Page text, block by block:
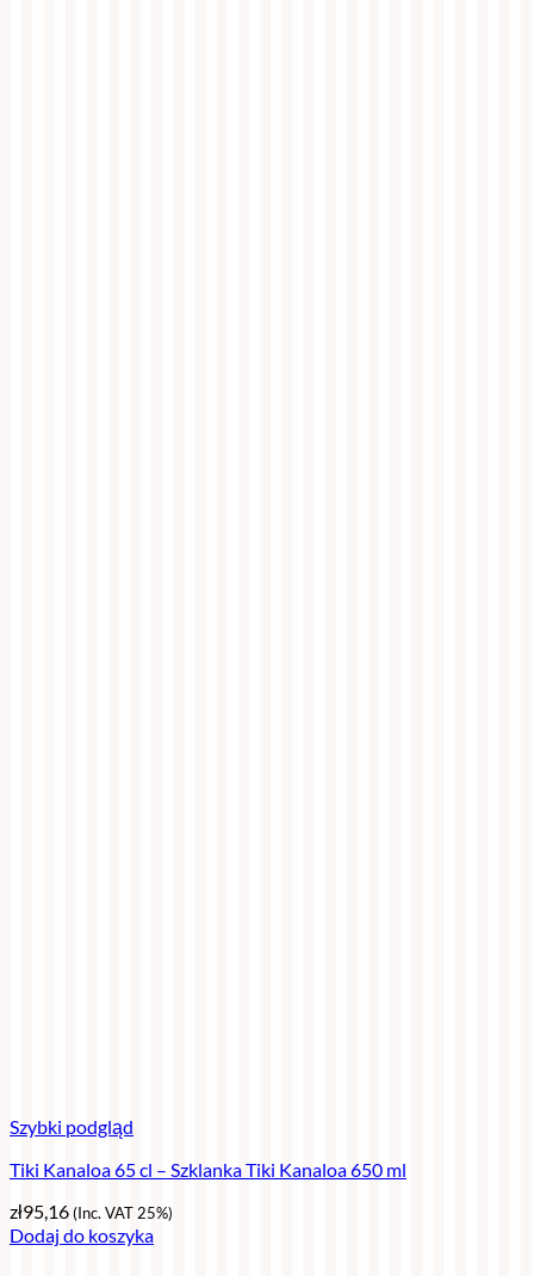
Szybki podgląd
Tiki Kanaloa 65 cl – Szklanka Tiki Kanaloa 650 ml
zł95,16(Inc. VAT 25%)
Dodaj do koszyka